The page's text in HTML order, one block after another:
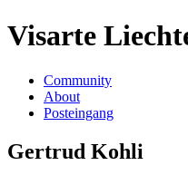
Visarte
Community
About
Posteingang
Gertrud Kohli